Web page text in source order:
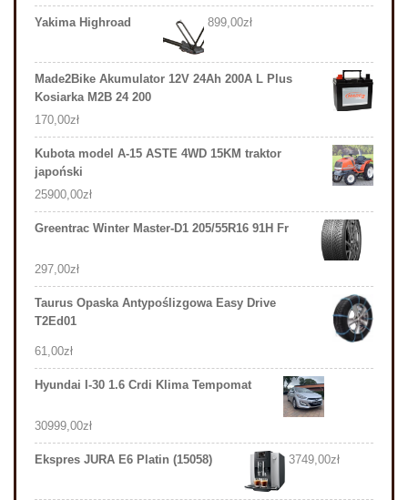
Yakima Highroad 899,00zł
Made2Bike Akumulator 12V 24Ah 200A L Plus
Kosiarka M2B 24 200
170,00zł
Kubota model A-15 ASTE 4WD 15KM traktor
japoński
25900,00zł
Greentrac Winter Master-D1 205/55R16 91H Fr
297,00zł
Taurus Opaska Antypoślizgowa Easy Drive
T2Ed01
61,00zł
Hyundai I-30 1.6 Crdi Klima Tempomat
30999,00zł
Ekspres JURA E6 Platin (15058) 3749,00zł